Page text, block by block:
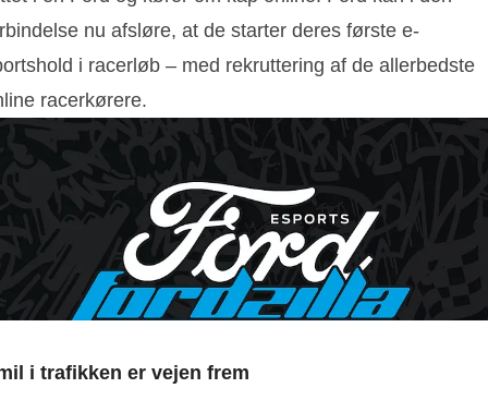
nu afsløre, at de starter deres første e-
i racerløb – med rekruttering af de allerbedste
racerkørere.
i trafikken er vejen frem